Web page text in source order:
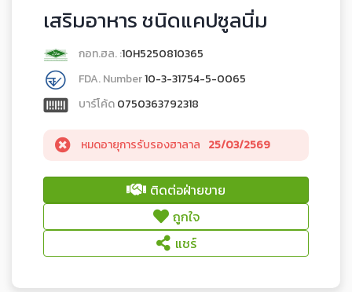
เสริมอาหาร ชนิดแคปซูลนิ่ม
กอท.ฮล. :10H5250810365
FDA. Number10-3-31754-5-0065
บาร์โค้ด0750363792318
หมดอายุการรับรองฮาลาล 25/03/2569
ติดต่อฝ่ายขาย
ถูกใจ
แชร์